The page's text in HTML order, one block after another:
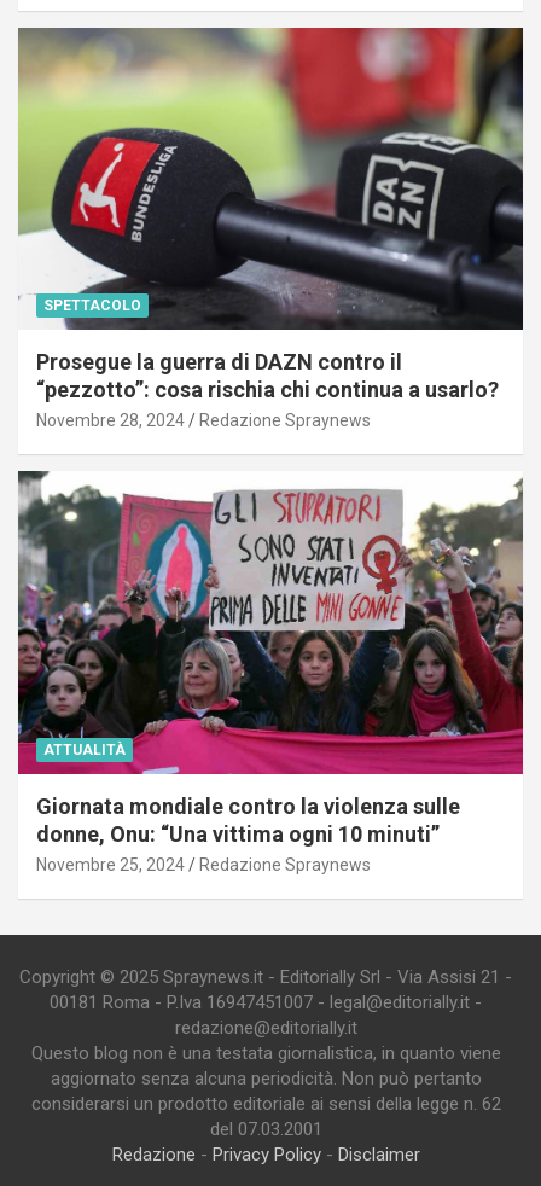
SPETTACOLO
Prosegue la guerra di DAZN contro il
“pezzotto”: cosa rischia chi continua a usarlo?
Novembre 28, 2024 Redazione Spraynews
ATTUALITÀ
Giornata mondiale contro la violenza sulle
donne, Onu: “Una vittima ogni 10 minuti”
Novembre 25, 2024 Redazione Spraynews
Copyright © 2025 Spraynews.it - Editorially Srl - Via Assisi 21 -
00181 Roma - P.Iva 16947451007 - legal@editorially.it -
redazione@editorially.it
Questo blog non è una testata giornalistica, in quanto viene
aggiornato senza alcuna periodicità. Non può pertanto
considerarsi un prodotto editoriale ai sensi della legge n. 62
del 07.03.2001
Redazione - Privacy Policy- Disclaimer